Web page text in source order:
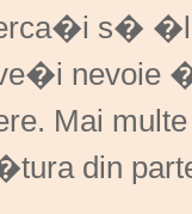
s� �l
Mai
din